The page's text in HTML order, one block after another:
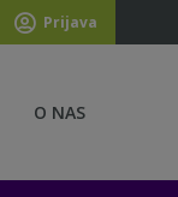
Prijava
O NAS